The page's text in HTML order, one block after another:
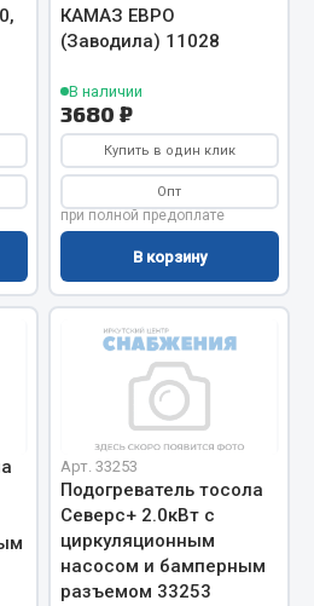
ещё
КАМАЗ ЕВРО
(Заводила) 11028
В наличии
3680 ₽
Купить в один клик
Опт
при полной предоплате
В корзину
Арт. 33253
Подогреватель тосола
Северс+ 2.0кВт с
циркуляционным
насосом и бамперным
разъемом 33253